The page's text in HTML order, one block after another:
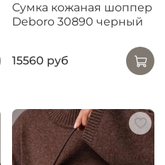
Сумка кожаная шоппер
Deboro 30890 черный
15560 руб